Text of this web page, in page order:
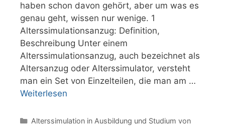
haben schon davon gehört, aber um was es
genau geht, wissen nur wenige. 1
Alterssimulationsanzug: Definition,
Beschreibung Unter einem
Alterssimulationsanzug, auch bezeichnet als
Altersanzug oder Alterssimulator, versteht
man ein Set von Einzelteilen, die man am …
Weiterlesen
Kategorien
Alterssimulation in Ausbildung und Studium von